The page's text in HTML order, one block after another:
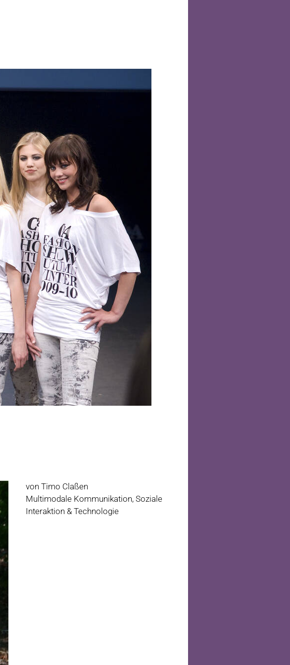
von Timo Claßen
Multimodale Kommunikation, Soziale
Interaktion & Technologie